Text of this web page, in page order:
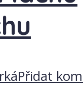
Přidat